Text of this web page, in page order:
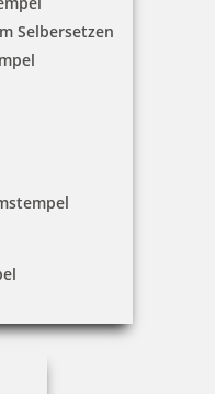
Selbersetzen
Motiv 05